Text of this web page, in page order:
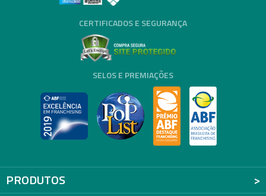
PRODUTOS
CERTIFICADOS E SEGURANÇA
SELOS E PREMIAÇÕES